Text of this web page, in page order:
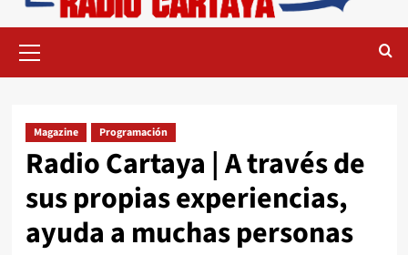
Magazine Programación
Radio Cartaya | A través de
sus propias experiencias,
ayuda a muchas personas